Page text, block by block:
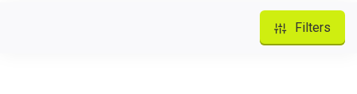
Filters